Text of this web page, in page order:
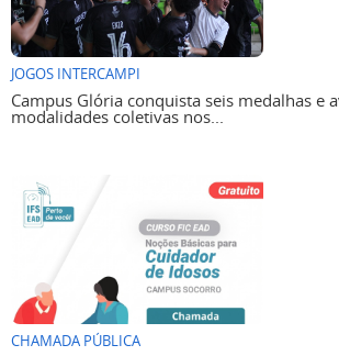
JOGOS INTERCAMPI
Campus Glória conquista seis medalhas e
modalidades coletivas nos...
CHAMADA PÚBLICA